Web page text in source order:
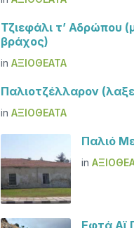
Τζιεφάλι τ’ Αδρώπου
βράχος)
inΑΞΙΟΘΈΑΤΑ
Παλιοτζέλλαρον
inΑΞΙΟΘΈΑΤΑ
Παλιό
in
Εφτά Αϊ